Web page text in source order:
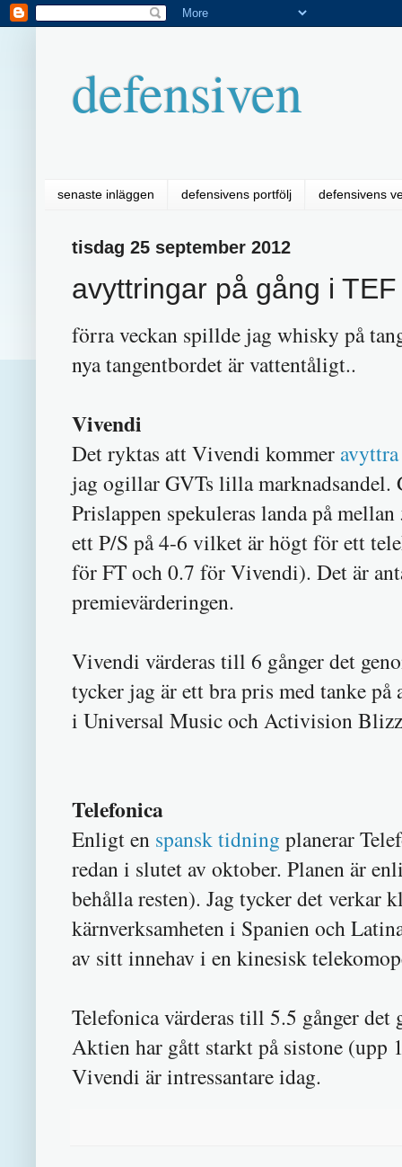
defensiven
senaste inläggen defensivens portfölj defensivens
tisdag 25 september 2012
avyttringar på gång i
förra veckan spillde jag whisky på
nya tangentbordet är vattentåligt..
Vivendi
Det ryktas att Vivendi kommer
jag ogillar GVTs lilla
Prislappen spekuleras landa på
ett P/S på 4-6 vilket är högt för ett
för FT och 0.7 för Vivendi). Det är
premievärderingen.
Vivendi värderas till 6 gånger det
tycker jag är ett bra pris med tanke
i Universal Music och Activision
Telefonica
Enligt en spansk tidning planerar
redan i slutet av oktober. Planen är
behålla resten). Jag tycker det verkar
kärnverksamheten i Spanien och
av sitt innehav i en kinesisk
Telefonica värderas till 5.5 gånger
Aktien har gått starkt på sistone (upp
Vivendi är intressantare idag.